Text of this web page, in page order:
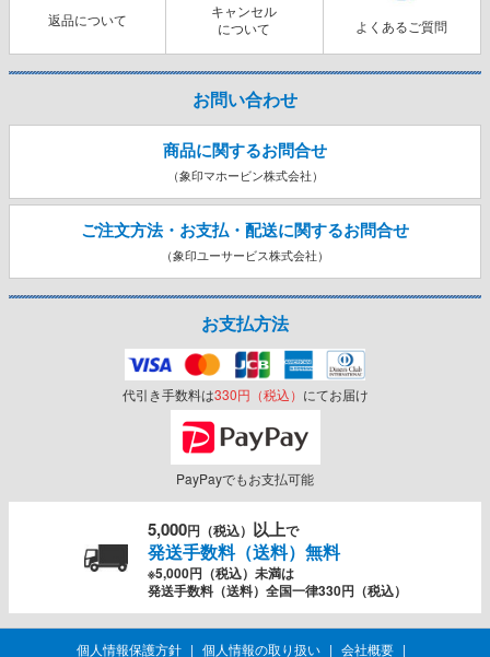
返品について
キャンセル
について
よくあるご質問
お問い合わせ
商品に関するお問合せ
（象印マホービン株式会社）
ご注文方法・お支払・配送に関するお問合せ
（象印ユーサービス株式会社）
お支払方法
代引き手数料は330円（税込） にてお届け
PayPayでもお支払可能
5,000円（税込） 以上で
発送手数料（送料）無料
※5,000円（税込）未満は
発送手数料（送料）全国一律330円（税込）
個人情報保護方針 個人情報の取り扱い 会社概要